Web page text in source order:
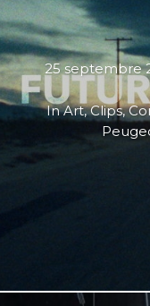
25 septembre
InArt,Clips,